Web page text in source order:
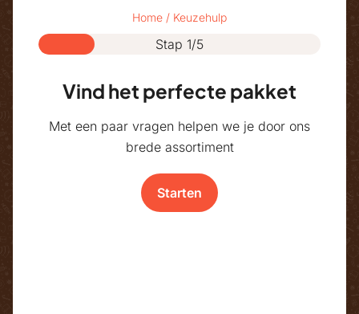
Home / Keuzehulp
Stap 1/5
Vind het perfecte pakket
Met een paar vragen helpen we je door ons
brede assortiment
Starten